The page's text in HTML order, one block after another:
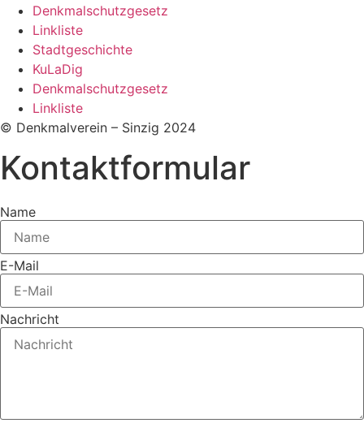
Denkmalschutzgesetz
Linkliste
Stadtgeschichte
KuLaDig
Denkmalschutzgesetz
Linkliste
© Denkmalverein – Sinzig 2024
Kontaktformular
Name
E-Mail
Nachricht